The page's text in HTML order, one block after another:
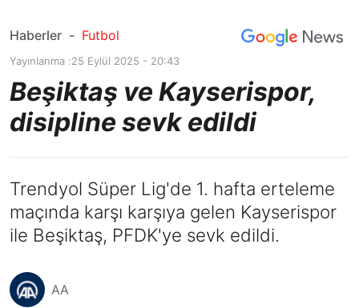
Haberler - Futbol
Yayınlanma :25 Eylül 2025 - 20:43
Beşiktaş ve Kayserispor,
disipline sevk edildi
Trendyol Süper Lig'de 1. hafta erteleme
maçında karşı karşıya gelen Kayserispor
ile Beşiktaş, PFDK'ye sevk edildi.
AA